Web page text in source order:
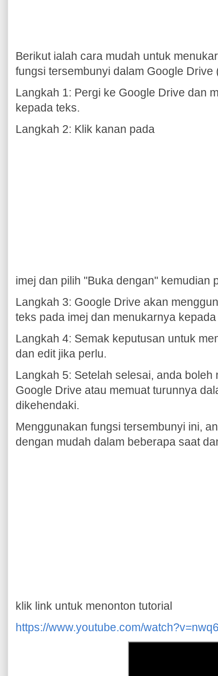
Berikut ialah cara mudah untuk
fungsi tersembunyi dalam Google Drive
Langkah 1: Pergi ke Google Drive dan
kepada teks.
Langkah 2: Klik kanan pada
imej dan pilih "Buka dengan" kemudian
Langkah 3: Google Drive akan
teks pada imej dan menukarnya
Langkah 4: Semak keputusan untuk
dan edit jika perlu.
Langkah 5: Setelah selesai, anda
Google Drive atau memuat turunnya
dikehendaki.
Menggunakan fungsi tersembunyi ini,
dengan mudah dalam beberapa saat
klik link untuk menonton tutorial
https://www.youtube.com/